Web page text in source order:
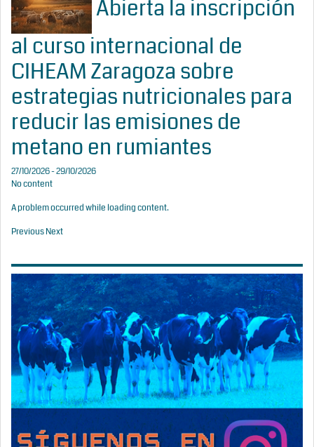
Abierta la inscripción
al curso internacional de
CIHEAM Zaragoza sobre
estrategias nutricionales para
reducir las emisiones de
metano en rumiantes
27/10/2026 - 29/10/2026
No content
A problem occurred while loading content.
PreviousNext